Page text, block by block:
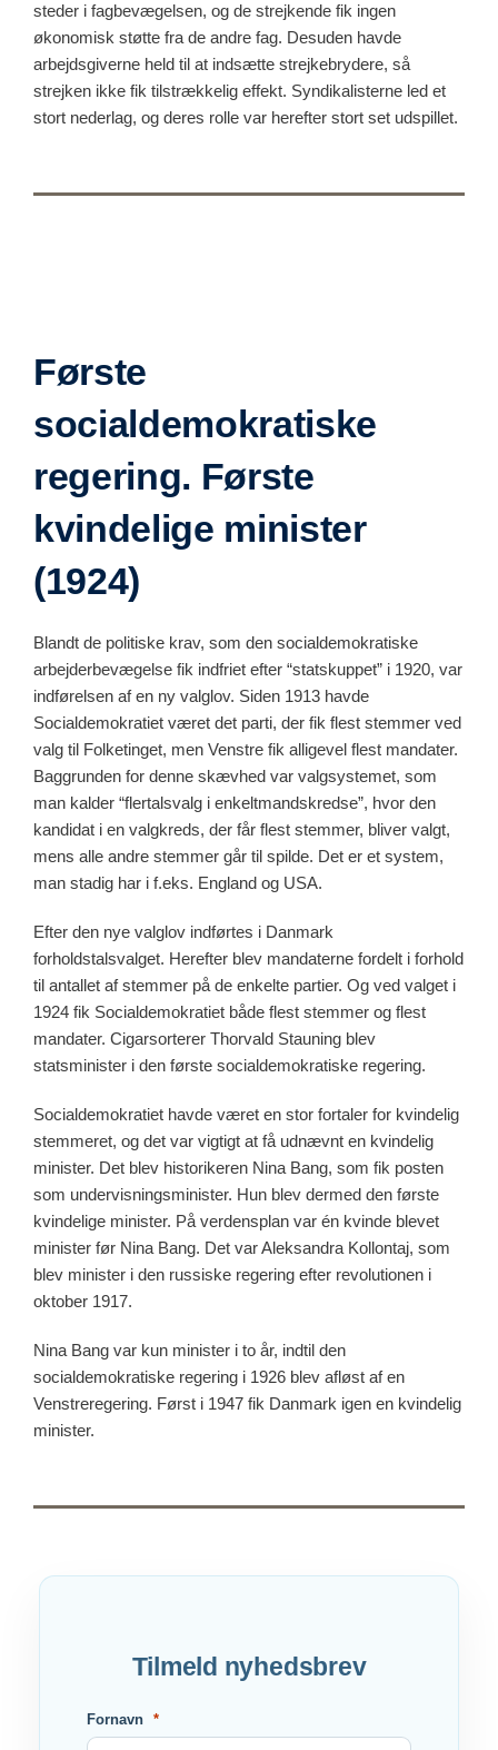
steder i fagbevægelsen, og de strejkende fik ingen
økonomisk støtte fra de andre fag. Desuden havde
arbejdsgiverne held til at indsætte strejkebrydere, så
strejken ikke fik tilstrækkelig effekt. Syndikalisterne led et
stort nederlag, og deres rolle var herefter stort set udspillet.
Første
socialdemokratiske
regering. Første
kvindelige minister
(1924)
Blandt de politiske krav, som den socialdemokratiske
arbejderbevægelse fik indfriet efter “statskuppet” i 1920, var
indførelsen af en ny valglov. Siden 1913 havde
Socialdemokratiet været det parti, der fik flest stemmer ved
valg til Folketinget, men Venstre fik alligevel flest mandater.
Baggrunden for denne skævhed var valgsystemet, som
man kalder “flertalsvalg i enkeltmandskredse”, hvor den
kandidat i en valgkreds, der får flest stemmer, bliver valgt,
mens alle andre stemmer går til spilde. Det er et system,
man stadig har i f.eks. England og USA.
Efter den nye valglov indførtes i Danmark
forholdstalsvalget. Herefter blev mandaterne fordelt i forhold
til antallet af stemmer på de enkelte partier. Og ved valget i
1924 fik Socialdemokratiet både flest stemmer og flest
mandater. Cigarsorterer Thorvald Stauning blev
statsminister i den første socialdemokratiske regering.
Socialdemokratiet havde været en stor fortaler for kvindelig
stemmeret, og det var vigtigt at få udnævnt en kvindelig
minister. Det blev historikeren Nina Bang, som fik posten
som undervisningsminister. Hun blev dermed den første
kvindelige minister. På verdensplan var én kvinde blevet
minister før Nina Bang. Det var Aleksandra Kollontaj, som
blev minister i den russiske regering efter revolutionen i
oktober 1917.
Nina Bang var kun minister i to år, indtil den
socialdemokratiske regering i 1926 blev afløst af en
Venstreregering. Først i 1947 fik Danmark igen en kvindelig
minister.
Tilmeld nyhedsbrev
Fornavn